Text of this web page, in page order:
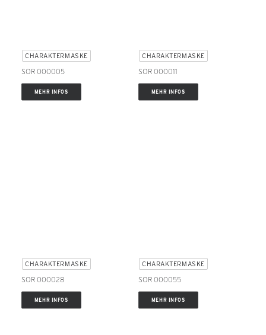
CHARAKTERMASKE
SOR 000005
MEHR INFOS
CHARAKTERMASKE
SOR 000011
MEHR INFOS
CHARAKTERMASKE
SOR 000028
MEHR INFOS
CHARAKTERMASKE
SOR 000055
MEHR INFOS